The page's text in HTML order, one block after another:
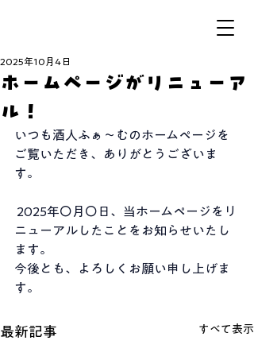
ホームページがリニューア
ル！
2025年10月4日
いつも酒人ふぁ〜むのホームページを
ご覧いただき、ありがとうございま
す。
2025年〇月〇日、当ホームページをリ
ニューアルしたことをお知らせいたし
ます。
今後とも、よろしくお願い申し上げま
す。
最新記事 すべて表示